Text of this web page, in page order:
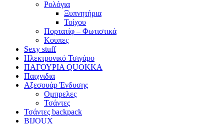
Ρολόγια
Ξυπνητήρια
Τοίχου
Πορτατίφ – Φωτιστικά
Κουπες
Sexy stuff
Ηλεκτρονικό Τσιγάρο
ΠΑΓΟΥΡΙΑ QUOKKA
Παιχνιδια
Αξεσουάρ Ένδυσης
Oμπρελες
Τσάντες
Τσάντες backpack
BIJOUX